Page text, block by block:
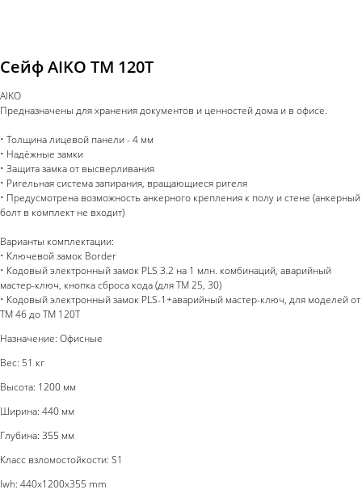
Сейф AIKO TM 120Т
AIKO
Предназначены для хранения документов и ценностей дома и в офисе.
• Толщина лицевой панели - 4 мм
• Надёжные замки
• Защита замка от высверливания
• Ригельная система запирания, вращающиеся ригеля
• Предусмотрена возможность анкерного крепления к полу и стене (анкерный
болт в комплект не входит)
Варианты комплектации:
• Ключевой замок Border
• Кодовый электронный замок PLS 3.2 на 1 млн. комбинаций, аварийный
мастер-ключ, кнопка сброса кода (для ТМ 25, 30)
• Кодовый электронный замок PLS-1+аварийный мастер-ключ, для моделей от
ТМ 46 до ТМ 120Т
Назначение: Офисные
Вес: 51 кг
Высота: 1200 мм
Ширина: 440 мм
Глубина: 355 мм
Класс взломостойкости: S1
lwh: 440x1200x355 mm